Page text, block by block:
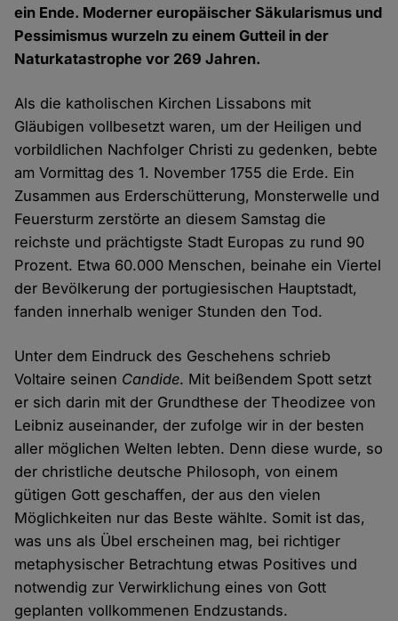
ein Ende. Moderner europäischer Säkularismus und
Pessimismus wurzeln zu einem Gutteil in der
Naturkatastrophe vor 269 Jahren.
Als die katholischen Kirchen Lissabons mit
Gläubigen vollbesetzt waren, um der Heiligen und
vorbildlichen Nachfolger Christi zu gedenken, bebte
am Vormittag des 1. November 1755 die Erde. Ein
Zusammen aus Erderschütterung, Monsterwelle und
Feuersturm zerstörte an diesem Samstag die
reichste und prächtigste Stadt Europas zu rund 90
Prozent. Etwa 60.000 Menschen, beinahe ein Viertel
der Bevölkerung der portugiesischen Hauptstadt,
fanden innerhalb weniger Stunden den Tod.
Unter dem Eindruck des Geschehens schrieb
Voltaire seinen Candide. Mit beißendem Spott setzt
er sich darin mit der Grundthese der Theodizee von
Leibniz auseinander, der zufolge wir in der besten
aller möglichen Welten lebten. Denn diese wurde, so
der christliche deutsche Philosoph, von einem
gütigen Gott geschaffen, der aus den vielen
Möglichkeiten nur das Beste wählte. Somit ist das,
was uns als Übel erscheinen mag, bei richtiger
metaphysischer Betrachtung etwas Positives und
notwendig zur Verwirklichung eines von Gott
geplanten vollkommenen Endzustands.